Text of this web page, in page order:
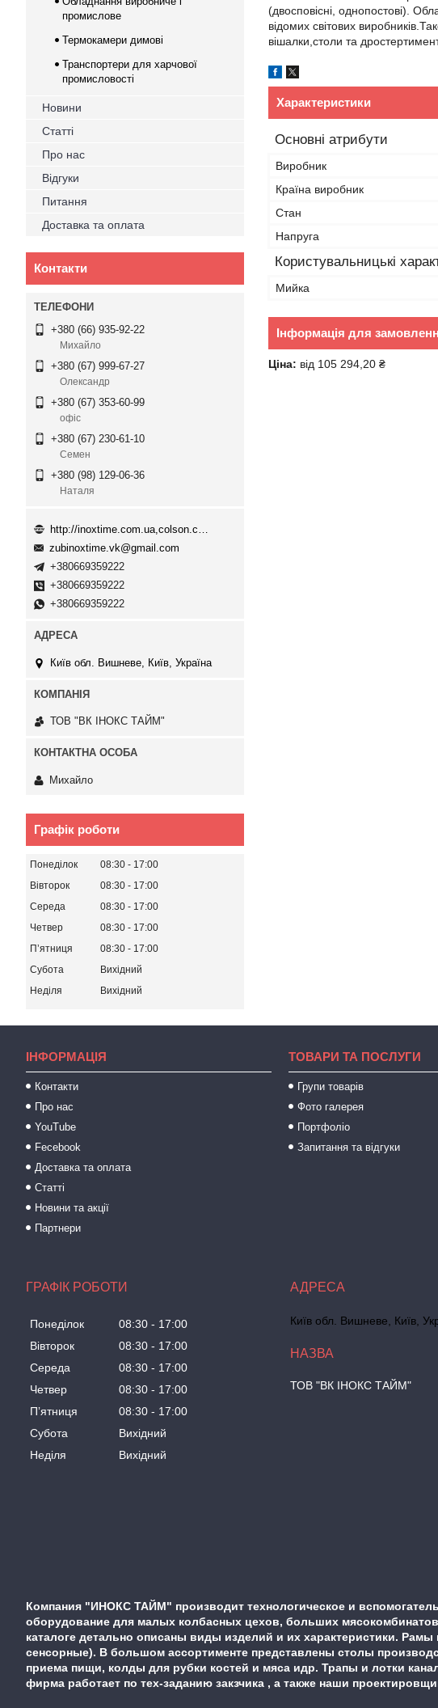
(двосповісні, однопостові).
відомих світових
вішалки,столи та
Характеристики
Основні атрибути
Виробник
Країна виробник
Стан
Напруга
Користувальницькі
Мийка
Інформація для
Ціна: від 105 294,20 ₴
промислове
Термокамери димові
Транспортери для харчової
промисловості
Новини
Статті
Про нас
Відгуки
Питання
Доставка та оплата
Контакти
+380 (66) 935-92-22
Михайло
+380 (67) 999-67-27
Олександр
+380 (67) 353-60-99
офіс
+380 (67) 230-61-10
Семен
+380 (98) 129-06-36
Наталя
zubinoxtime.vk@gmail.com
+380669359222
+380669359222
+380669359222
Київ обл. Вишневе, Київ, Україна
ТОВ "ВК ІНОКС ТАЙМ"
Михайло
Графік роботи
Понеділок 08:30
17:00
Вівторок
08:30
17:00
Середа
08:30
17:00
Четвер
08:30
17:00
Пʼятниця
08:30
17:00
Субота
Вихідний
Неділя
Вихідний
ІНФОРМАЦІЯ
Контакти
Про нас
YouTube
Fecebook
Доставка та оплата
Статті
Новини та акції
Партнери
ТОВАРИ ТА ПОСЛУГИ
Групи товарів
Фото галерея
Портфоліо
Запитання та відгуки
ГРАФІК РОБОТИ
Понеділок 08:30
17:00
Вівторок
08:30
17:00
Середа
08:30
17:00
Четвер
08:30
17:00
Пʼятниця
08:30
17:00
Субота
Вихідний
Неділя
Вихідний
Київ обл. Вишневе, Київ,
ТОВ "ВК ІНОКС ТАЙМ"
Компания "ИНОКС ТАЙМ" производит технологическое и
оборудование для малых колбасных цехов, больших
каталоге детально описаны виды изделий и их характеристики.
сенсорные). В большом ассортименте представлены столы
приема пищи, колды для рубки костей и мяса идр. Трапы и лотки
фирма работает по тех-заданию закзчика , а также наши